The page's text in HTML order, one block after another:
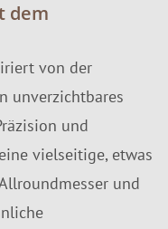
dem
von der
unverzichtbares
und
vielseitige, etwas
und